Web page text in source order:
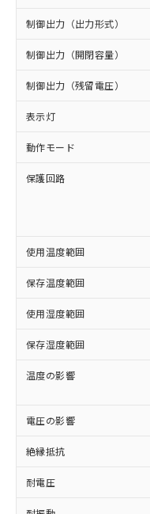
制御出力（出力形式）
制御出力（開閉容量）
制御出力（残留電圧）
表示灯
動作モード
保護回路
使用温度範囲
保存温度範囲
使用湿度範囲
保存湿度範囲
温度の影響
電圧の影響
絶縁抵抗
耐電圧
以下の条件をお
本サービ
商品の当
(税抜)を
当社制御
本サービ
ことをご
在庫状況
記載して
タに基づ
対応済み：
非含有に対応
対応予定：EU
有に対応した
商品です。
対応予定なし
非含有に非対応
調査・確認中：
非含有の対応状
商品です。
非該当品：ライ
害物質有無と関
仕入先様の事
いたものが、含
むを得ず変更
*EU RoHS指令（10
※1 中国
「○」：最大均
基準値以下であ
基準値を超えて
「－」：未確
当社は、
為替およ
（以下｢
または国